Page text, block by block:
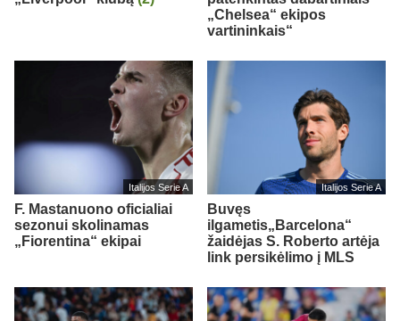
„Chelsea“ ekipos
vartininkais“
Italijos Serie A
F. Mastanuono oficialiai
sezonui skolinamas
„Fiorentina“ ekipai
Italijos Serie A
Buvęs
ilgametis„Barcelona“
žaidėjas S. Roberto artėja
link persikėlimo į MLS